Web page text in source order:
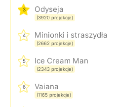
3 Odyseja
(3920 projekcje)
4 Minionki i straszydła
(2662 projekcje)
5 Ice Cream Man
(2343 projekcje)
6 Vaiana
(1165 projekcje)